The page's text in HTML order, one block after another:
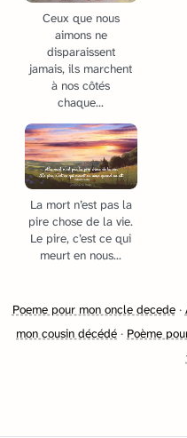
Ceux que nous
aimons ne
disparaissent
jamais, ils marchent
à nos côtés
chaque...
La mort n’est pas la
pire chose de la vie.
Le pire, c’est ce qui
meurt en nous...
Poeme pour mon oncle decede·
mon cousin décédé · Poème